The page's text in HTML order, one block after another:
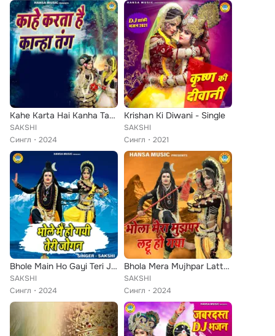
Kahe Karta Hai Kanha Tang
SAKSHI
Сингл
2024
Krishan Ki Diwani - Single
SAKSHI
Сингл
2021
Bhole Main Ho Gayi Teri Jogan
SAKSHI
Сингл
2024
Bhola Mera Mujhpar Lattoo Ho Gaya
SAKSHI
Сингл
2024